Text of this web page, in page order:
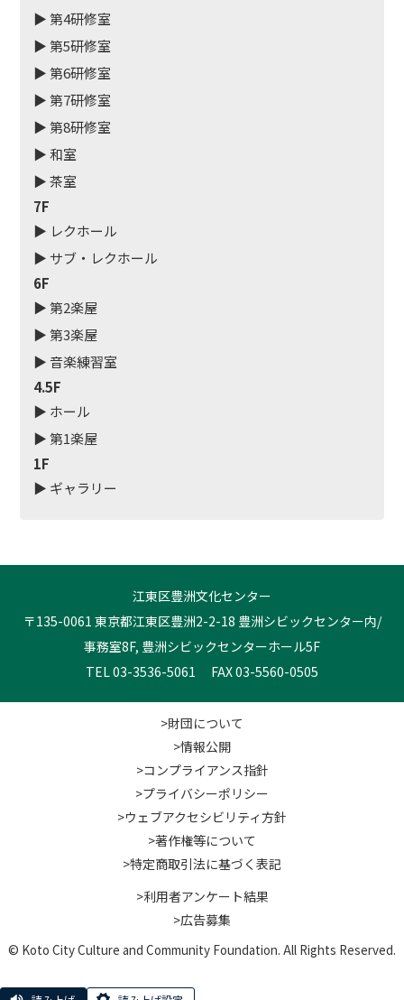
▶ 第4研修室
▶ 第5研修室
▶ 第6研修室
▶ 第7研修室
▶ 第8研修室
▶ 和室
▶ 茶室
7F
▶ レクホール
▶ サブ・レクホール
6F
▶ 第2楽屋
▶ 第3楽屋
▶ 音楽練習室
4.5F
▶ ホール
▶ 第1楽屋
1F
▶ ギャラリー
江東区豊洲文化センター
〒135-0061 東京都江東区豊洲2-2-18 豊洲シビックセンター内/
事務室8F, 豊洲シビックセンターホール5F
TEL 03-3536-5061 FAX 03-5560-0505
>財団について
>情報公開
>コンプライアンス指針
>プライバシーポリシー
>ウェブアクセシビリティ方針
>著作権等について
>特定商取引法に基づく表記
>利用者アンケート結果
>広告募集
© Koto City Culture and Community Foundation. All Rights Reserved.